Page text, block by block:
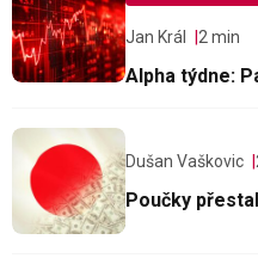
Jan Král 2 min
Alpha týdne:
Dušan Vaškovic
Poučky